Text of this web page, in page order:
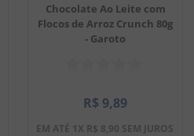
Chocolate Ao Leite com
Flocos de Arroz Crunch 80g
- Garoto
R$ 9,89
EM ATÉ 1X R$ 8,90 SEM JUROS